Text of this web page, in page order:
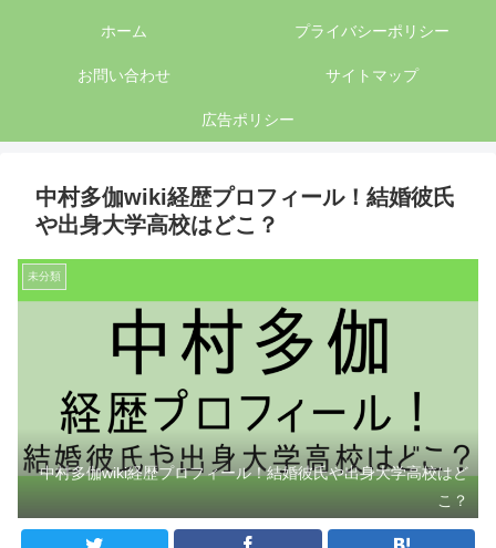
ホーム プライバシーポリシー
お問い合わせ サイトマップ
広告ポリシー
中村多伽wiki経歴プロフィール！結婚彼氏
や出身大学高校はどこ？
未分類
中村多伽wiki経歴プロフィール！結婚彼氏や出身大学高校はど
こ？